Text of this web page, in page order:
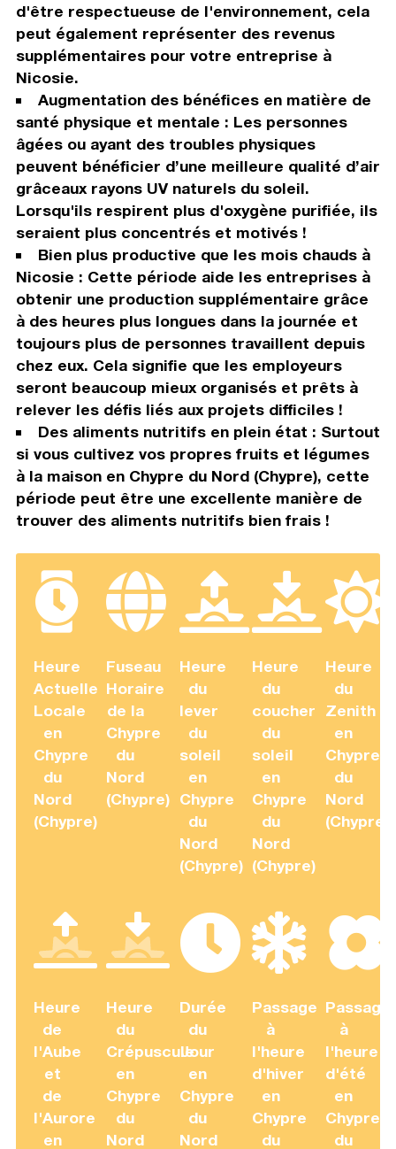
d'être respectueuse de l'environnement, cela
peut également représenter des revenus
supplémentaires pour votre entreprise à
Nicosie.
Augmentation des bénéfices en matière de
santé physique et mentale : Les personnes
âgées ou ayant des troubles physiques
peuvent bénéficier d’une meilleure qualité d’air
grâceaux rayons UV naturels du soleil.
Lorsqu'ils respirent plus d'oxygène purifiée, ils
seraient plus concentrés et motivés !
Bien plus productive que les mois chauds à
Nicosie : Cette période aide les entreprises à
obtenir une production supplémentaire grâce
à des heures plus longues dans la journée et
toujours plus de personnes travaillent depuis
chez eux. Cela signifie que les employeurs
seront beaucoup mieux organisés et prêts à
relever les défis liés aux projets difficiles !
Des aliments nutritifs en plein état : Surtout
si vous cultivez vos propres fruits et légumes
à la maison en Chypre du Nord (Chypre), cette
période peut être une excellente manière de
trouver des aliments nutritifs bien frais !
Heure
Actuelle
Locale
en
Chypre
du
Nord
(Chypre)
Fuseau
Horaire
de la
Chypre
du
Nord
(Chypre)
Heure
du
lever
du
soleil
en
Chypre
du
Nord
(Chypre)
Heure
du
coucher
du
soleil
en
Chypre
du
Nord
(Chypre)
Heure
du
Zenith
en
Chypre
du
Nord
(Chypre)
Heure
de
l'Aube
et
de
l'Aurore
en
Heure
du
Crépuscule
en
Chypre
du
Nord
Durée
du
Jour
en
Chypre
du
Nord
Passage
à
l'heure
d'hiver
en
Chypre
du
Passage
à
l'heure
d'été
en
Chypre
du